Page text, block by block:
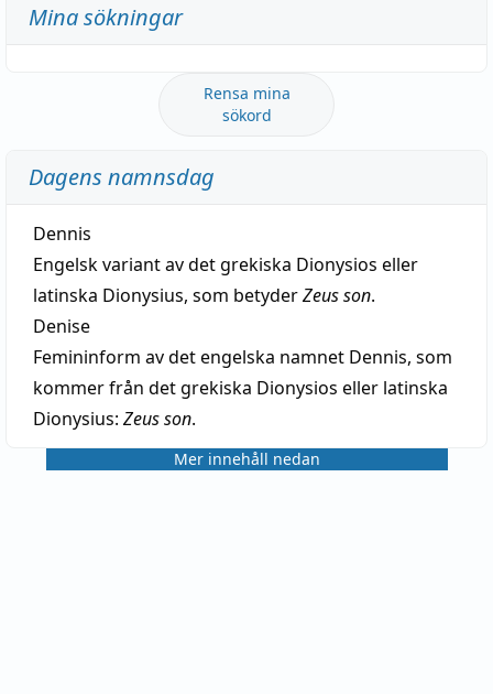
Mina sökningar
Rensa mina
sökord
Dagens namnsdag
Dennis
Engelsk variant av det grekiska Dionysios eller
latinska Dionysius, som betyderZeus son.
Denise
Femininform av det engelska namnet Dennis, som
kommer från det grekiska Dionysios eller latinska
Dionysius: Zeus son.
Mer innehåll nedan